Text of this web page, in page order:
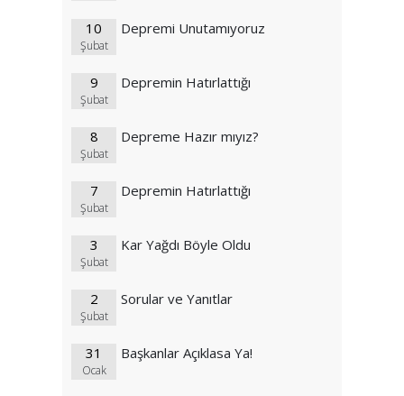
10
Şubat
Depremi Unutamıyoruz
9
Şubat
Depremin Hatırlattığı
8
Şubat
Depreme Hazır mıyız?
7
Şubat
Depremin Hatırlattığı
3
Şubat
Kar Yağdı Böyle Oldu
2
Şubat
Sorular ve Yanıtlar
31
Ocak
Başkanlar Açıklasa Ya!